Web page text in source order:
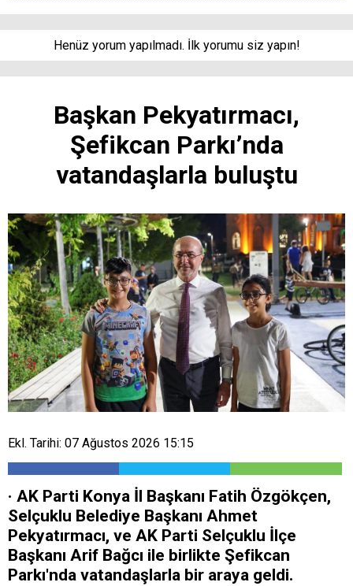
Henüz yorum yapılmadı. İlk yorumu siz yapın!
Başkan Pekyatırmacı,
Şefikcan Parkı’nda
vatandaşlarla buluştu
Ekl. Tarihi: 07 Ağustos 2026 15:15
· AK Parti Konya İl Başkanı Fatih Özgökçen,
Selçuklu Belediye Başkanı Ahmet
Pekyatırmacı, ve AK Parti Selçuklu İlçe
Başkanı Arif Bağcı ile birlikte Şefikcan
Parkı'nda vatandaşlarla bir araya geldi.